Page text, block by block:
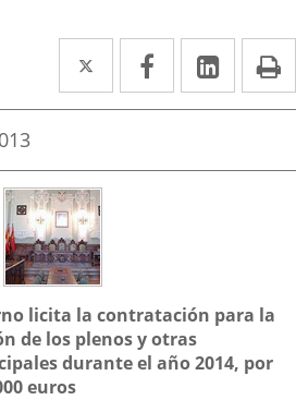
Twitter
Enlace
a
aplicación
externa.
Facebook
Enlace
a
aplicación
Enlace
a
licita la contratación para la
de los plenos y otras
durante el año 2014, por
euros